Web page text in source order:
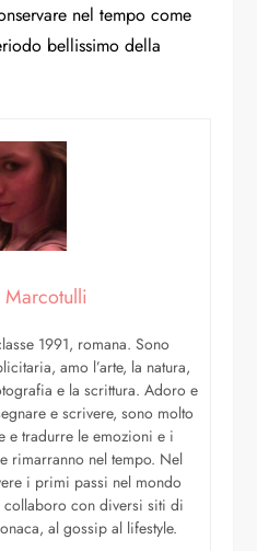
nel tempo come
bellissimo della
1991, romana. Sono
amo l’arte, la natura,
e la scrittura. Adoro e
e scrivere, sono molto
e tradurre le emozioni e i
rimarranno nel tempo. Nel
i primi passi nel mondo
collaboro con diversi siti di
al gossip al lifestyle.